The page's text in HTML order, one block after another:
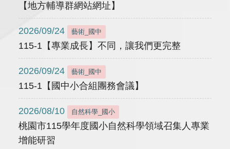
【地方輔導群網站網址】
2026/09/24 藝術_國中
115-1【專業成長】不同，讓我們更完整
2026/09/24 藝術_國中
115-1【國中小合組團務會議】
2026/08/10 自然科學_國小
桃園市115學年度國小自然科學領域召集人專業
增能研習